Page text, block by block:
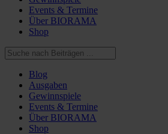
Events & Termine
Über BIORAMA
Shop
Blog
Ausgaben
Gewinnspiele
Events & Termine
Über BIORAMA
Shop